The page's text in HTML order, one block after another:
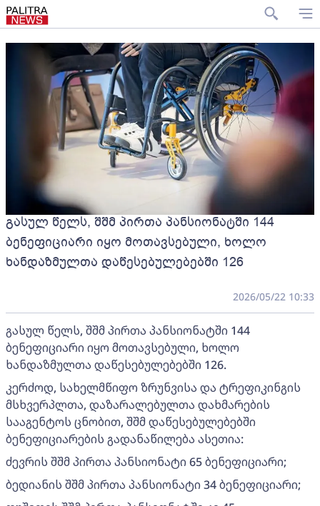
გასულ წელს, შშმ პირთა პანსიონატში 144
ბენეფიციარი იყო მოთავსებული, ხოლო
ხანდაზმულთა დაწესებულებებში 126
2026/05/22 10:33
გასულ წელს, შშმ პირთა პანსიონატში 144
ბენეფიციარი იყო მოთავსებული, ხოლო
ხანდაზმულთა დაწესებულებებში 126.
კერძოდ, სახელმწიფო ზრუნვისა და ტრეფიკინგის
მსხვერპლთა, დაზარალებულთა დახმარების
სააგენტოს ცნობით, შშმ დაწესებულებებში
ბენეფიციარების გადანაწილება ასეთია:
ძევრის შშმ პირთა პანსიონატი 65 ბენეფიციარი;
ბედიანის შშმ პირთა პანსიონატი 34 ბენეფიციარი;